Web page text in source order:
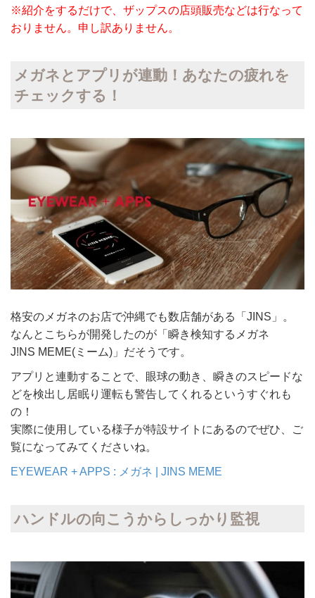
※紹介をするだけで、ザップスの店頭販売などは行なって
おりません。申し訳ありません。
メガネとアプリが連動！あなたの疲れを
チェックする！
格安のメガネのお店で沖縄でも数店舗がある「JINS」。
なんとこちらが開発したのが「瞬き検知するメガネ
J!NS MEME(ミーム)」だそうです。
アプリと連動することで、眼球の動き、瞬きのスピードな
どを検出し居眠り運転も警告してくれるというすぐれも
の！
実際に使用している様子が特設サイトにあるのでぜひ、ご
覧になってみてくださいね。
EYEWEAR + APPS : メガネ | JINS MEME
ハンドルの向こうからしっかり監視